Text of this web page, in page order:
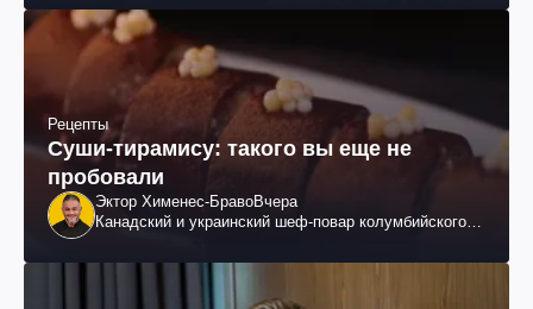
Рецепты
Суши-тирамису: такого вы еще не
пробовали
Эктор Хименес-БравоВчера
Канадский и украинский шеф-повар колумбийского